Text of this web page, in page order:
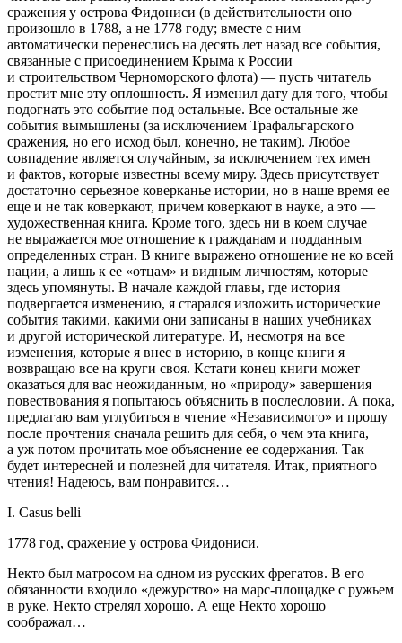
сражения у острова Фидониси (в действительности оно
произошло в 1788, а не 1778 году; вместе с ним
автоматически перенеслись на десять лет назад все события,
связанные с присоединением Крыма к России
и строительством Черноморского флота) — пусть читатель
простит мне эту оплошность. Я изменил дату для того, чтобы
подогнать это событие под остальные. Все остальные же
события вымышлены (за исключением Трафальгарского
сражения, но его исход был, конечно, не таким). Любое
совпадение является случайным, за исключением тех имен
и фактов, которые известны всему миру. Здесь присутствует
достаточно серьезное коверканье истории, но в наше время ее
еще и не так коверкают, причем коверкают в науке, а это —
художественная книга. Кроме того, здесь ни в коем случае
не выражается мое отношение к гражданам и подданным
определенных стран. В книге выражено отношение не ко всей
нации, а лишь к ее «отцам» и видным личностям, которые
здесь упомянуты. В начале каждой главы, где история
подвергается изменению, я старался изложить исторические
события такими, какими они записаны в наших учебниках
и другой исторической литературе. И, несмотря на все
изменения, которые я внес в историю, в конце книги я
возвращаю все на круги своя. Кстати конец книги может
оказаться для вас неожиданным, но «природу» завершения
повествования я попытаюсь объяснить в послесловии. А пока,
предлагаю вам углубиться в чтение «Независимого» и прошу
после прочтения сначала решить для себя, о чем эта книга,
а уж потом прочитать мое объяснение ее содержания. Так
будет интересней и полезней для читателя. Итак, приятного
чтения! Надеюсь, вам понравится…
I. Casus belli
1778 год, сражение у острова Фидониси.
Некто был матросом на одном из русских фрегатов. В его
обязанности входило «дежурство» на марс-площадке с ружьем
в руке. Некто стрелял хорошо. А еще Некто хорошо
соображал…